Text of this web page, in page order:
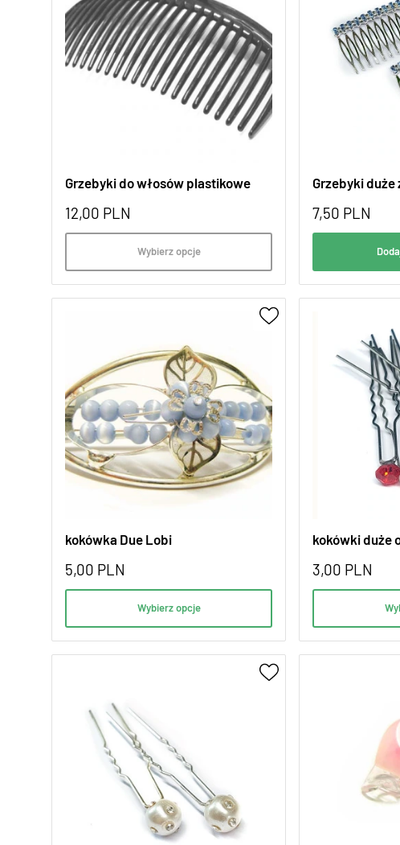
Grzebyki do włosów plastikowe
12,00 PLN
Wybierz opcje
Grzebyki duże
7,50 PLN
kokówka Due Lobi
5,00 PLN
Wybierz opcje
kokówki duże
3,00 PLN